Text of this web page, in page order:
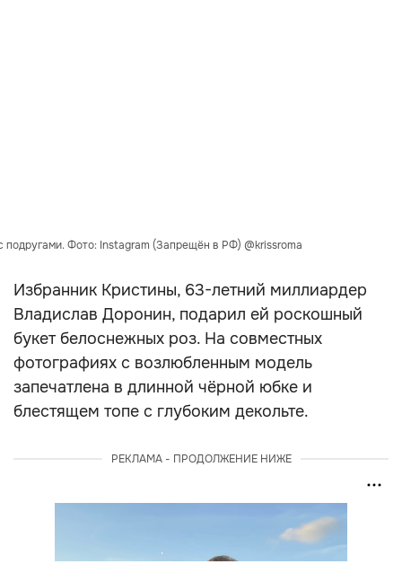
подругами. Фото: Instagram (Запрещён в РФ) @krissroma
Избранник Кристины, 63-летний миллиардер
Владислав Доронин, подарил ей роскошный
букет белоснежных роз. На совместных
фотографиях с возлюбленным модель
запечатлена в длинной чёрной юбке и
блестящем топе с глубоким декольте.
РЕКЛАМА - ПРОДОЛЖЕНИЕ НИЖЕ